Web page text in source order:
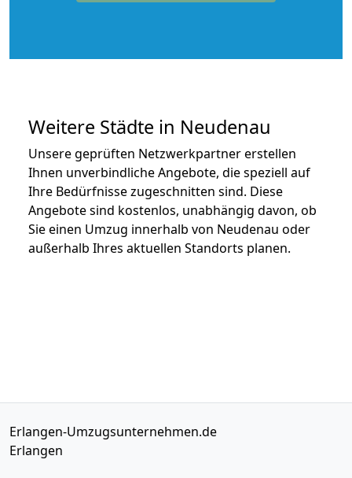
Weitere Städte in Neudenau
Unsere geprüften Netzwerkpartner erstellen
Ihnen unverbindliche Angebote, die speziell auf
Ihre Bedürfnisse zugeschnitten sind. Diese
Angebote sind kostenlos, unabhängig davon, ob
Sie einen Umzug innerhalb von Neudenau oder
außerhalb Ihres aktuellen Standorts planen.
Erlangen-Umzugsunternehmen.de
Erlangen